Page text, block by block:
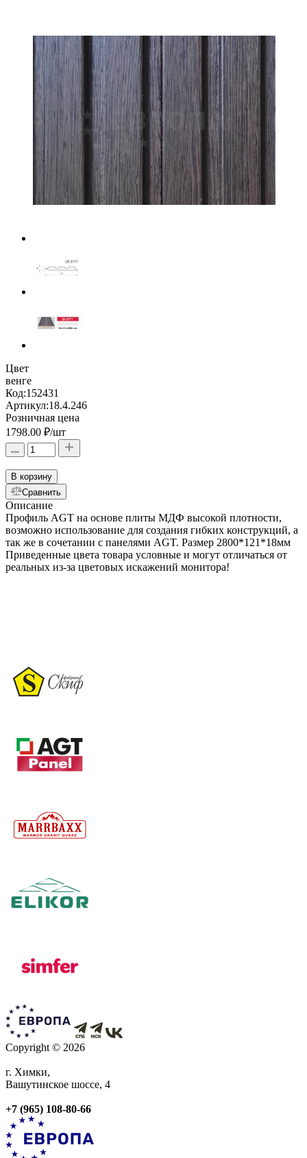
Цвет
венге
Код:152431
Артикул:18.4.246
Розничная цена
1798.00 ₽/шт
В корзину
Сравнить
Описание
Профиль AGT на основе плиты МДФ высокой плотности,
возможно использование для создания гибких конструкций, а
так же в сочетании с панелями AGT. Размер 2800*121*18мм
Приведенные цвета товара условные и могут отличаться от
реальных из-за цветовых искажений монитора!
Copyright © 2026
г. Химки,
Вашутинское шоссе, 4
+7 (965) 108-80-66